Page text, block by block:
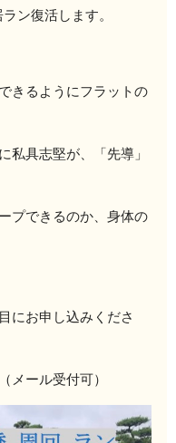
ン復活します。
きるようにフラットの
私具志堅が、「先導」
プできるのか、身体の
にお申し込みくださ
メール受付可）